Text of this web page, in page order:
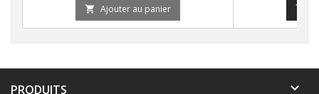
 Ajouter au panier 
PRODUITS 